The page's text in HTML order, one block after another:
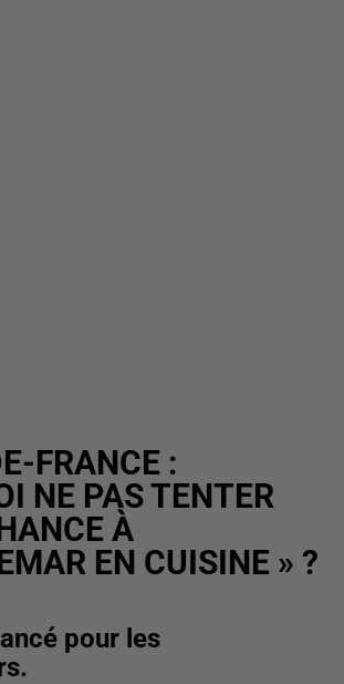
FRANCE :
NE PAS TENTER
À
EN CUISINE » ?
pour les